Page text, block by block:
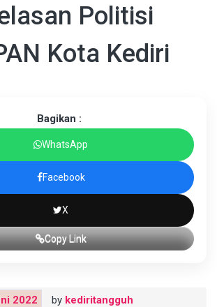
Politisi
Kota Kediri
Bagikan :
WhatsApp
Facebook
X
Copy Link
2022 by kediritangguh